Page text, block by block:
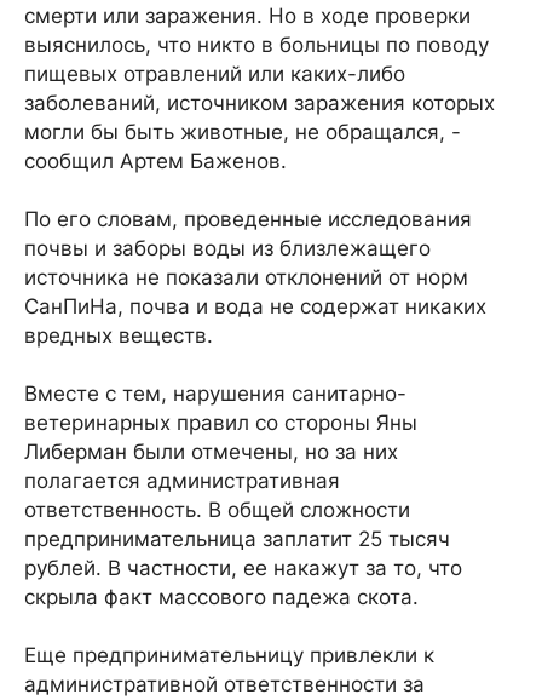
смерти или заражения. Но в ходе проверки
выяснилось, что никто в больницы по поводу
пищевых отравлений или каких-либо
заболеваний, источником заражения которых
могли бы быть животные, не обращался, -
сообщил Артем Баженов.
По его словам, проведенные исследования
почвы и заборы воды из близлежащего
источника не показали отклонений от норм
СанПиНа, почва и вода не содержат никаких
вредных веществ.
Вместе с тем, нарушения санитарно-
ветеринарных правил со стороны Яны
Либерман были отмечены, но за них
полагается административная
ответственность. В общей сложности
предпринимательница заплатит 25 тысяч
рублей. В частности, ее накажут за то, что
скрыла факт массового падежа скота.
Еще предпринимательницу привлекли к
административной ответственности за